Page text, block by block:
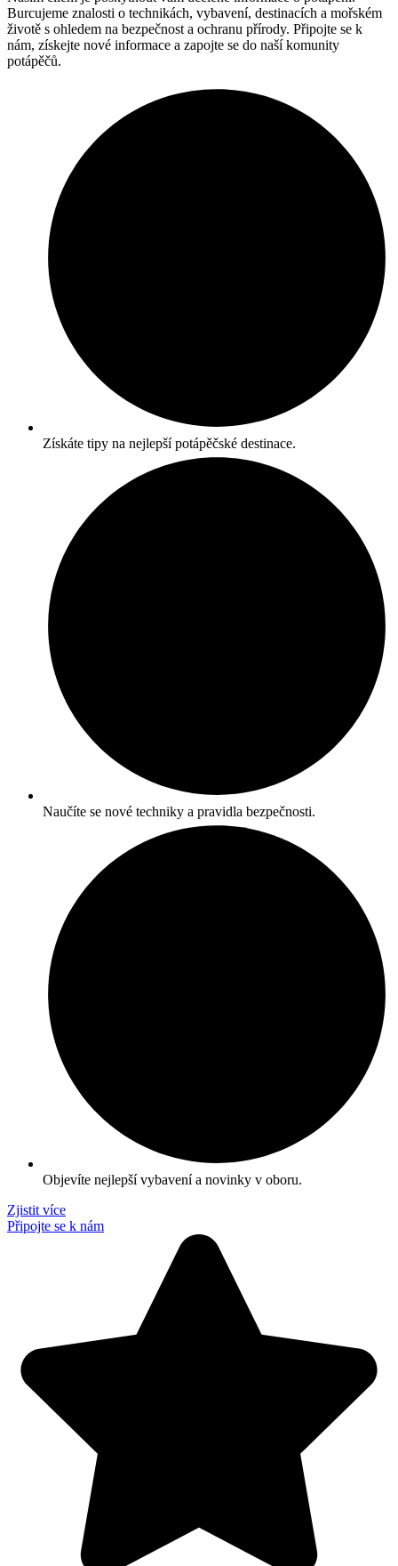
Burcujeme znalosti o technikách, vybavení, destinacích a mořském
životě s ohledem na bezpečnost a ochranu přírody. Připojte se k
nám, získejte nové informace a zapojte se do naší komunity
potápěčů.
Získáte tipy na nejlepší potápěčské destinace.
Naučíte se nové techniky a pravidla bezpečnosti.
Objevíte nejlepší vybavení a novinky v oboru.
Zjistit více
Připojte se k nám